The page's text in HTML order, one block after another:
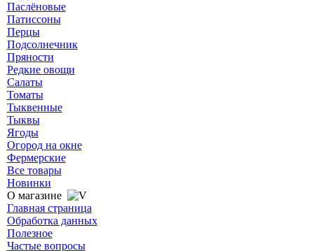
Паслёновые
Патиссоны
Перцы
Подсолнечник
Пряности
Редкие овощи
Салаты
Томаты
Тыквенные
Тыквы
Ягоды
Огород на окне
Фермерские
Все товары
Новинки
О магазине
Главная страница
Обработка данных
Полезное
Частые вопросы